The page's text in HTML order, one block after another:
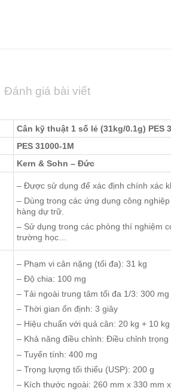
Đánh giá bài viết
Cân kỹ thuật 1 số lẻ (31kg/0.1g) PES
PES 31000-1M
Kern & Sohn – Đức
– Được sử dụng để xác định chính xác
– Dùng trong các ứng dụng công
hàng dự trữ.
– Sử dụng trong các phòng thí nghiệm
trường học…
– Phạm vi cân nặng (tối đa): 31 kg
– Ðộ chia: 100 mg
– Tải ngoài trung tâm tối đa 1/3: 300 mg
– Thời gian ổn định: 3 giây
– Hiệu chuẩn với quả cân: 20 kg + 10
– Khả năng điều chỉnh: Điều chỉnh
– Tuyến tính: 400 mg
– Trọng lượng tối thiểu (USP): 200 g
– Kích thước ngoài: 260 mm x 330 mm